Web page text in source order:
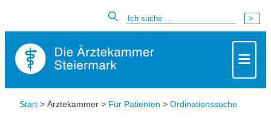
Start > Ärztekammer > Für Patienten > Ordinationssuche